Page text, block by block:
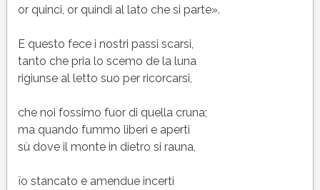
or quinci, or quindi al lato che si parte».
E questo fece i nostri passi scarsi,
tanto che pria lo scemo de la luna
rigiunse al letto suo per ricorcarsi,
che noi fossimo fuor di quella cruna;
ma quando fummo liberi e aperti
sù dove il monte in dietro si rauna,
ïo stancato e amendue incerti